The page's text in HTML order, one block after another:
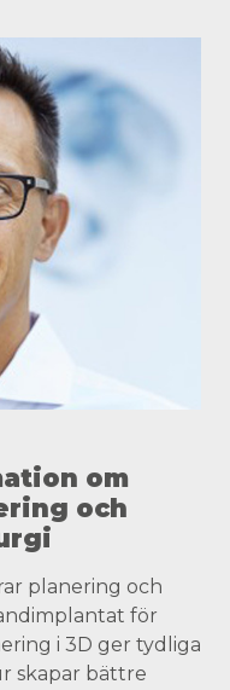
om
och
planering och
för
i 3D ger tydliga
skapar bättre